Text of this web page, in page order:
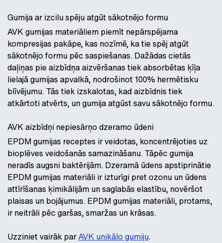
Gumija ar izcilu spēju atgūt sākotnējo formu
AVK gumijas materiāliem piemīt nepārspējama
kompresijas pakāpe, kas nozīmē, ka tie spēj atgūt
sākotnējo formu pēc saspiešanas. Dažādas cietās
daļiņas pie aizbīdņa aizvēršanas tiek absorbētas ķīļa
lielajā gumijas apvalkā, nodrošinot 100% hermētisku
blīvējumu. Tās tiek izskalotas, kad aizbīdnis tiek
atkārtoti atvērts, un gumija atgūst savu sākotnējo formu.
AVK aizbīdņi nepiesārņo dzeramo ūdeni
EPDM gumijas receptes ir veidotas, koncentrējoties uz
bioplēves veidošanās samazināšanu. Tāpēc gumija
neradīs augsni baktērijām. Dzeramā ūdens apstiprinātie
EPDM gumijas materiāli ir izturīgi pret ozonu un ūdens
attīrīšanas ķimikālijām un saglabās elastību, novēršot
plaisas un bojājumus. EPDM gumijas materiāli, protams,
ir neitrāli pēc garšas, smaržas un krāsas.
Uzziniet vairāk parAVK unikālo gumiju.